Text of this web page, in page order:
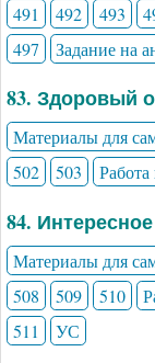
491
492 493
497
Задание на
83. Здоровый
Материалы для
502
503
84.
Материалы для
508
509 510
511
УС